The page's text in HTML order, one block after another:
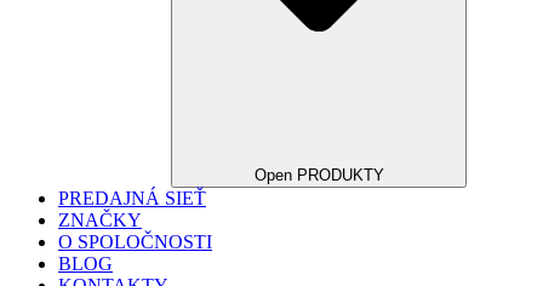
Open PRODUKTY
PREDAJNÁ SIEŤ
ZNAČKY
O SPOLOČNOSTI
BLOG